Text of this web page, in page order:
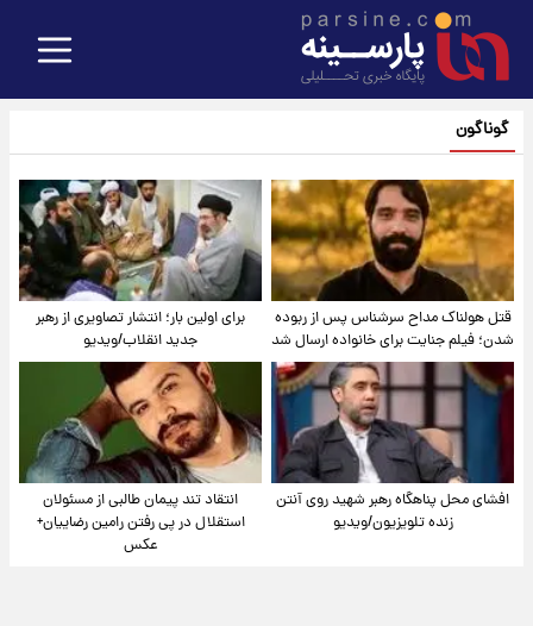
گوناگون
قتل هولناک مداح سرشناس پس از ربوده
شدن؛ فیلم جنایت برای خانواده ارسال شد
برای اولین بار؛ انتشار تصاویری از رهبر
جدید انقلاب/ویدیو
افشای محل پناهگاه‌ رهبر شهید روی آنتن
زنده تلویزیون/ویدیو
انتقاد تند پیمان طالبی از مسئولان
استقلال در پی رفتن رامین رضاییان+
عکس